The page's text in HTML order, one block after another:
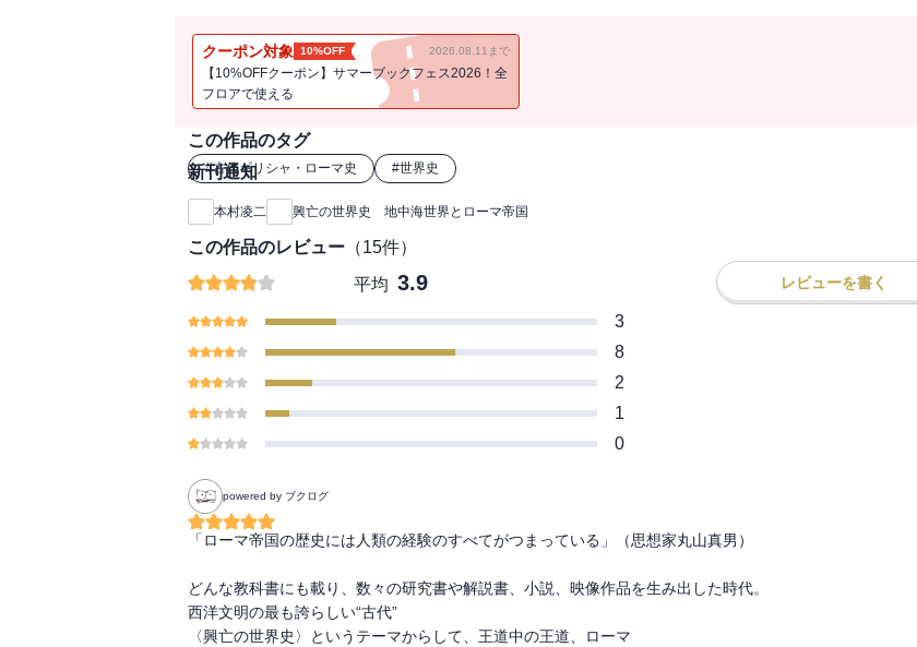
クーポン対象 10%OFF 2026.08.11まで
【10%OFFクーポン】サマーブックフェス2026！全
フロアで使える
この作品のタグ
#古代ギリシャ・ローマ史 #世界史
新刊通知
本村凌二 興亡の世界史 地中海世界とローマ帝国
この作品のレビュー （15件）
平均 3.9 レビューを書く
3
8
2
1
0
powered by ブクログ
「ローマ帝国の歴史には人類の経験のすべてがつまっている」（思想家丸山真男）
どんな教科書にも載り、数々の研究書や解説書、小説、映像作品を生み出した時代。
西洋文明の最も誇らしい“古代”
〈興亡の世界史〉というテーマからして、王道中の王道、ローマ